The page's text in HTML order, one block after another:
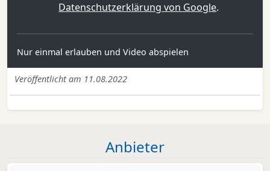
Datenschutzerklärung von Google.
Nur einmal erlauben und Video abspielen
Veröffentlicht am 11.08.2022
Anbieter